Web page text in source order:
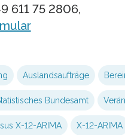
611 75 2806,
Auslandsaufträge
Bundesamt
X-12-ARIMA X-12-ARIMA